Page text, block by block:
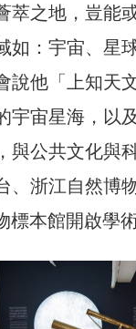
萃之地，豈能
如：宇宙、星
他「上知天
宇宙星海，以
與公共文化與
、浙江自然博
本館開啟學